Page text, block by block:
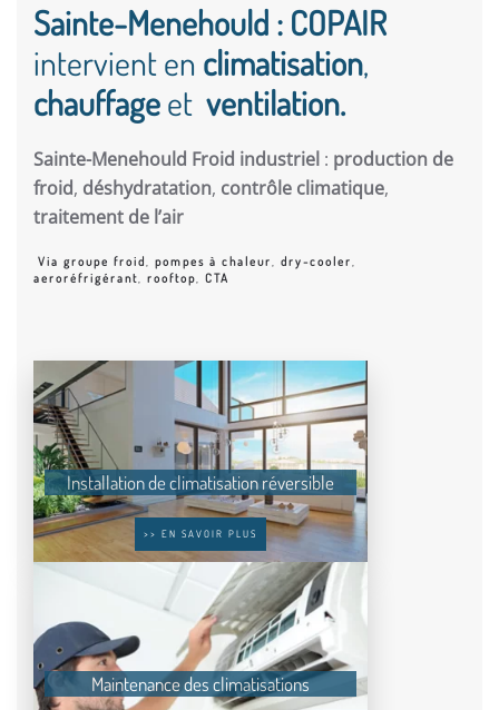
Sainte-Menehould : COPAIR
intervient en climatisation,
chauffageet ventilation.
Sainte-Menehould Froid industriel : production de
froid, déshydratation, contrôle climatique,
traitement de l’air
Via groupe froid, pompes à chaleur, dry-cooler,
aeroréfrigérant, rooftop, CTA
Installation de climatisation réversible
>> EN SAVOIR PLUS
Maintenance des climatisations